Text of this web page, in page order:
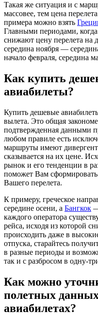
Такая же ситуация и с
массовее, тем цена
примера можно взять
Главными периодами,
снижают цену перелета на
середина ноября —
начало февраля, середина
Как купить
авиабилеты?
Купить дешевые
вылета. Это общая
подтвержденная данными
любом правиле есть
маршруты имеют
сказывается на их цене.
рынок и его тенденции в
поможет Вам
Вашего перелета.
К примеру, греческое
середине осени, а Бангкок
каждого оператора
рейса, исходя из которой
происходить даже в
отпуска, старайтесь
в разные периоды и
так и с разбросом в одну-
Как можно
полетных
авиабилетах?